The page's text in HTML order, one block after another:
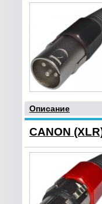
Описание
CANON